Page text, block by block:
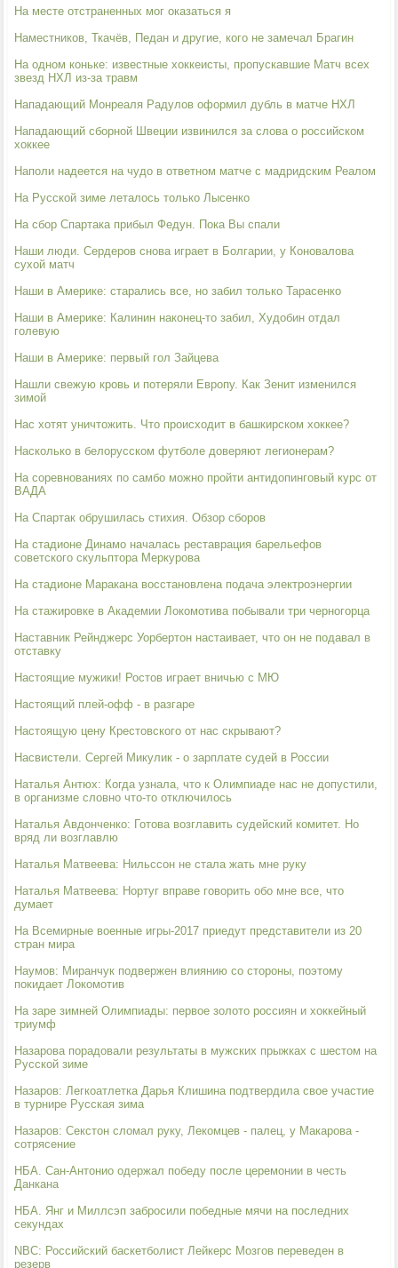
На месте отстраненных мог оказаться я
Наместников, Ткачёв, Педан и другие, кого не замечал Брагин
На одном коньке: известные хоккеисты, пропускавшие Матч всех
звезд НХЛ из-за травм
Нападающий Монреаля Радулов оформил дубль в матче НХЛ
Нападающий сборной Швеции извинился за слова о российском
хоккее
Наполи надеется на чудо в ответном матче с мадридским Реалом
На Русской зиме леталось только Лысенко
На сбор Спартака прибыл Федун. Пока Вы спали
Наши люди. Сердеров снова играет в Болгарии, у Коновалова
сухой матч
Наши в Америке: cтарались все, но забил только Тарасенко
Наши в Америке: Калинин наконец-то забил, Худобин отдал
голевую
Наши в Америке: первый гол Зайцева
Нашли свежую кровь и потеряли Европу. Как Зенит изменился
зимой
Нас хотят уничтожить. Что происходит в башкирском хоккее?
Насколько в белорусском футболе доверяют легионерам?
На соревнованиях по самбо можно пройти антидопинговый курс от
ВАДА
На Спартак обрушилась стихия. Обзор сборов
На стадионе Динамо началась реставрация барельефов
советского скульптора Меркурова
На стадионе Маракана восстановлена подача электроэнергии
На стажировке в Академии Локомотива побывали три черногорца
Наставник Рейнджерс Уорбертон настаивает, что он не подавал в
отставку
Настоящие мужики! Ростов играет вничью с МЮ
Настоящий плей-офф - в разгаре
Настоящую цену Крестовского от нас скрывают?
Насвистели. Сергей Микулик - о зарплате судей в России
Наталья Антюх: Когда узнала, что к Олимпиаде нас не допустили,
в организме словно что-то отключилось
Наталья Авдонченко: Готова возглавить судейский комитет. Но
вряд ли возглавлю
Наталья Матвеева: Нильссон не стала жать мне руку
Наталья Матвеева: Нортуг вправе говорить обо мне все, что
думает
На Всемирные военные игры-2017 приедут представители из 20
стран мира
Наумов: Миранчук подвержен влиянию со стороны, поэтому
покидает Локомотив
На заре зимней Олимпиады: первое золото россиян и хоккейный
триумф
Назарова порадовали результаты в мужских прыжках с шестом на
Русской зиме
Назаров: Легкоатлетка Дарья Клишина подтвердила свое участие
в турнире Русская зима
Назаров: Секстон сломал руку, Лекомцев - палец, у Макарова -
сотрясение
НБА. Сан-Антонио одержал победу после церемонии в честь
Данкана
НБА. Янг и Миллсэп забросили победные мячи на последних
секундах
NBC: Российский баскетболист Лейкерс Мозгов переведен в
резерв